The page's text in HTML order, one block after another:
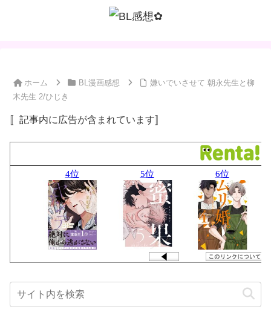
ホーム BL漫画感想
嫌いでいさせて 朝永先生と柳
木先生 2/ひじき
〚記事内に広告が含まれています〛